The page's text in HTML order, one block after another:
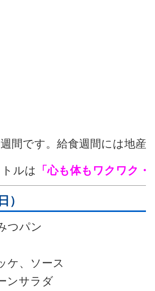
間です。給食週間には地
ルは 「心も体もワクワク
）
つパン
ケ、ソース
ンサラダ